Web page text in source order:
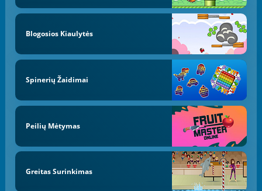
Blogosios Kiaulytės
Spinerių Žaidimai
Peilių Mėtymas
Greitas Surinkimas